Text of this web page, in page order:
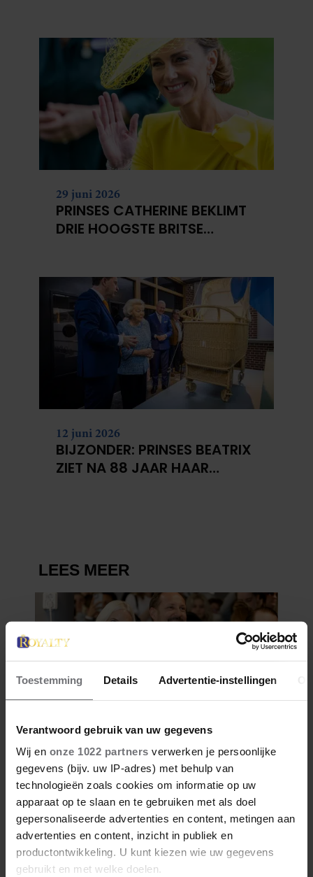
Toestemming Details Advertentie-instellingen
Verantwoord gebruik van uw gegevens
Wij en onze 1022 partners verwerken je persoonlijke
gegevens (bijv. uw IP-adres) met behulp van
technologieën zoals cookies om informatie op uw
apparaat op te slaan en te gebruiken met als doel
gepersonaliseerde advertenties en content, metingen aan
advertenties en content, inzicht in publiek en
productontwikkeling. U kunt kiezen wie uw gegevens
gebruikt en met welke doelen.
29 juni 2026
PRINSES CATHERINE BEKLIMT
DRIE HOOGSTE BRITSE
12 juni 2026
BIJZONDER: PRINSES BEATRIX
ZIET NA 88 JAAR HAAR